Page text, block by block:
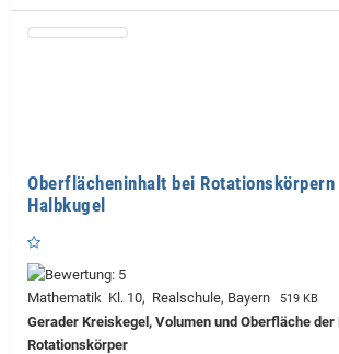
Oberflächeninhalt bei
Halbkugel
Mathematik Kl. 10, Realschule, Bayern 519 KB
Gerader Kreiskegel, Volumen und Oberfläche der
Rotationskörper